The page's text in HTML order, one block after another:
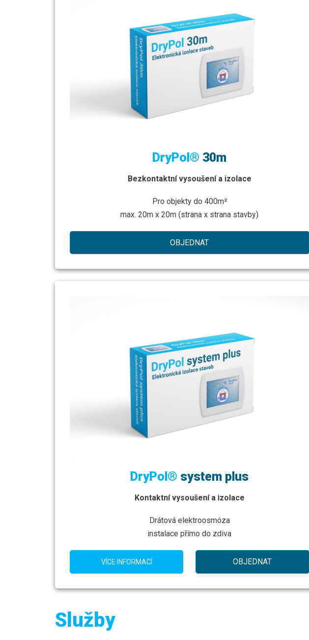
DryPol® 30m
Bezkontaktní vysoušení a izolace
Pro objekty do 400m²
max. 20m x 20m (strana x strana stavby)
OBJEDNAT
DryPol® system plus
Kontaktní vysoušení a izolace
Drátová elektroosmóza
instalace přímo do zdiva
VÍCE INFORMACÍ OBJEDNAT
Služby